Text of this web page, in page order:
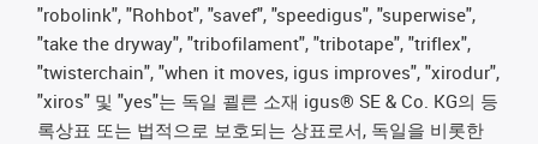
"robolink", "Rohbot", "savef", "speedigus", "superwise",
"take the dryway", "tribofilament", "tribotape", "triflex",
"twisterchain", "when it moves, igus improves", "xirodur",
"xiros" 및 "yes"는 독일 쾰른 소재 igus® SE & Co. KG의 등
록상표 또는 법적으로 보호되는 상표로서, 독일을 비롯한